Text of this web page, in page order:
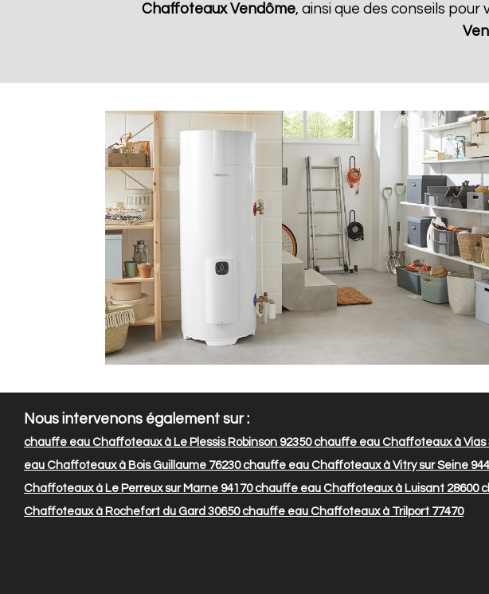
Chaffoteaux Vendôme, ainsi que des conseils
Nous intervenons également sur :
chauffe eau Chaffoteaux à Le Plessis Robinson 92350chauffe eau Chaffoteaux à Vias
eau Chaffoteaux à Bois Guillaume 76230chauffe eau Chaffoteaux à Vitry sur Seine
Chaffoteaux à Le Perreux sur Marne 94170chauffe eau Chaffoteaux à Luisant 28600
Chaffoteaux à Rochefort du Gard 30650chauffe eau Chaffoteaux à Trilport 77470